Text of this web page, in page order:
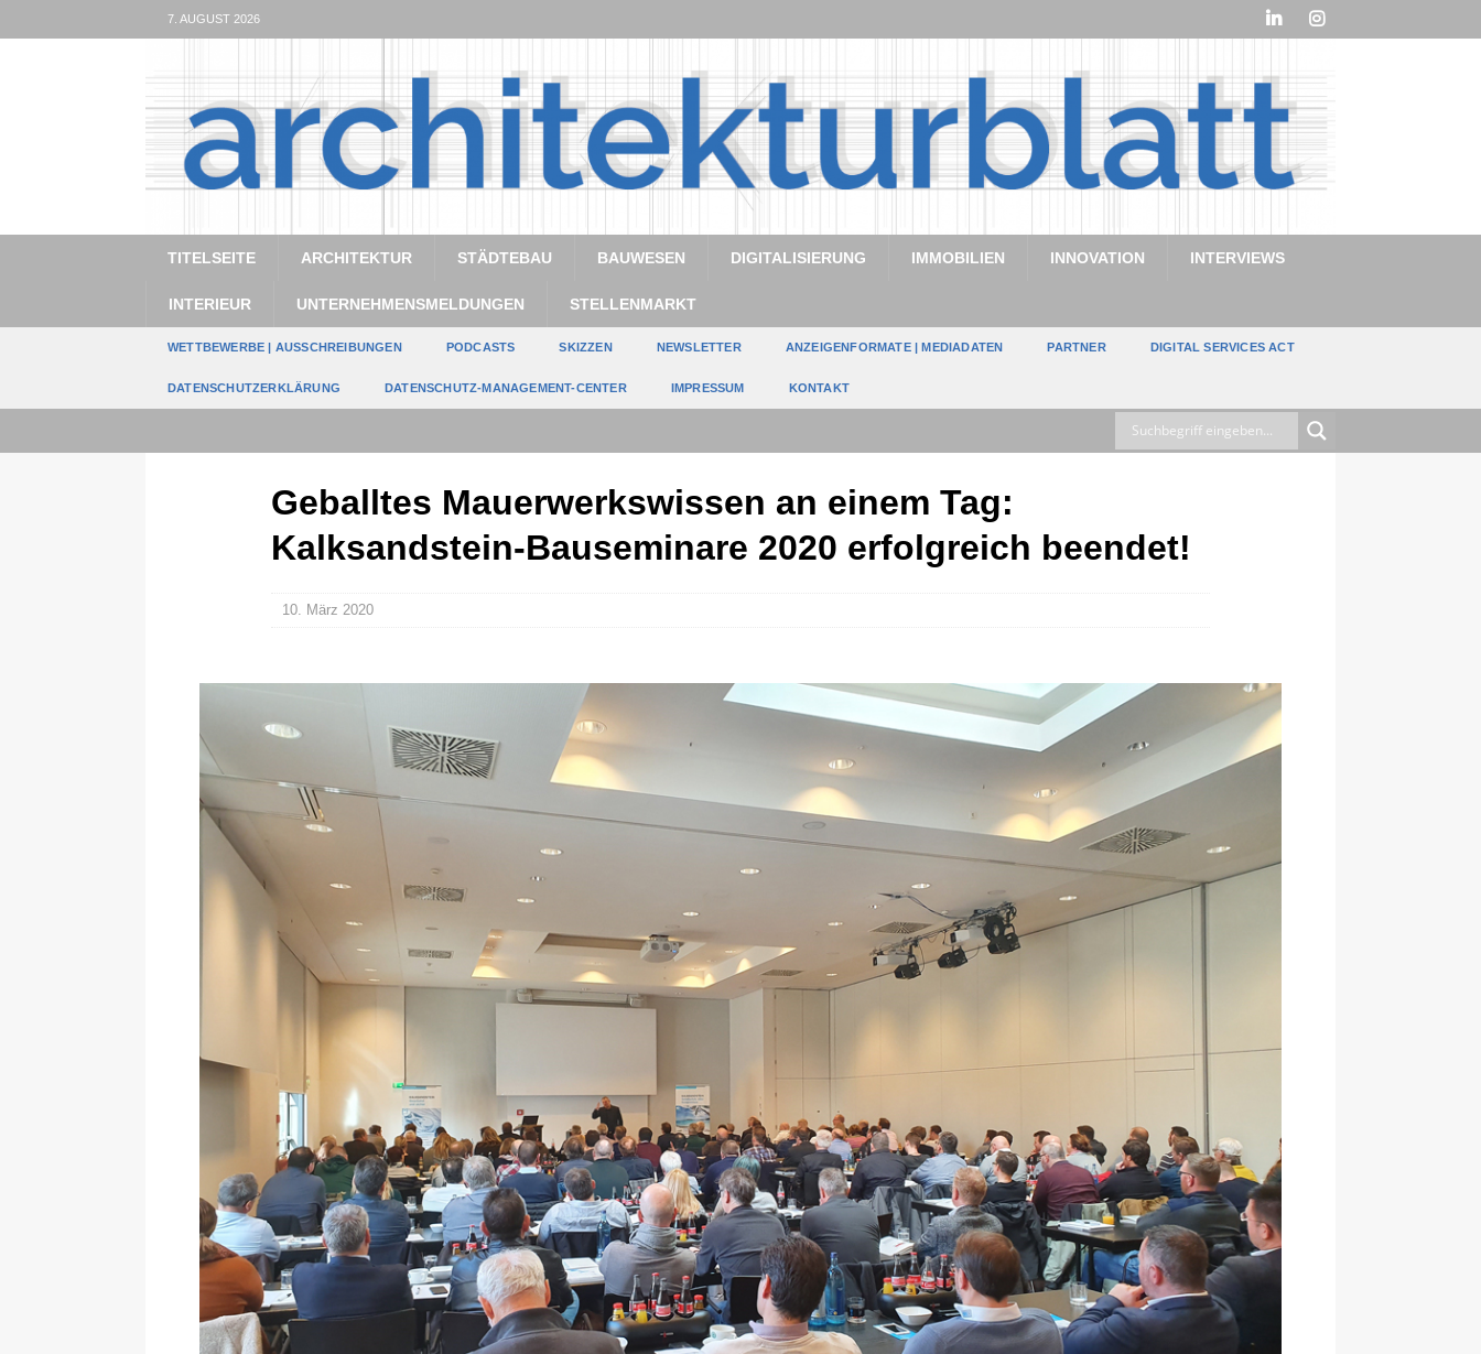
7. AUGUST 2026
TITELSEITE ARCHITEKTUR STÄDTEBAU BAUWESEN DIGITALISIERUNG IMMOBILIEN INNOVATION INTERVIEWS
INTERIEUR UNTERNEHMENSMELDUNGEN STELLENMARKT
WETTBEWERBE | AUSSCHREIBUNGEN PODCASTS SKIZZEN NEWSLETTER ANZEIGENFORMATE | MEDIADATEN PARTNER DIGITAL SERVICES ACT
DATENSCHUTZERKLÄRUNG DATENSCHUTZ-MANAGEMENT-CENTER IMPRESSUM KONTAKT
Geballtes Mauerwerkswissen an einem Tag:
Kalksandstein-Bauseminare 2020 erfolgreich beendet!
10. März 2020